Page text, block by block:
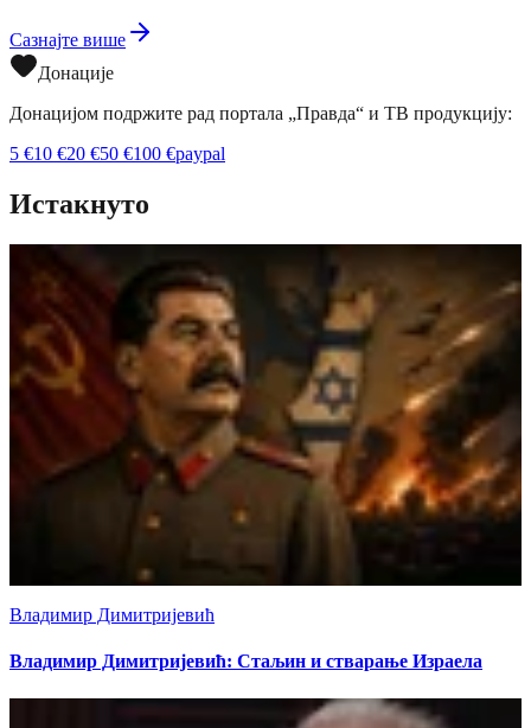
Сазнајте више
Донације
Донацијом подржите рад портала „Правда“ и ТВ продукцију:
5 €10 €20 €50 €100 €paypal
Истакнуто
Владимир Димитријевић
Владимир Димитријевић: Стаљин и стварање Израела